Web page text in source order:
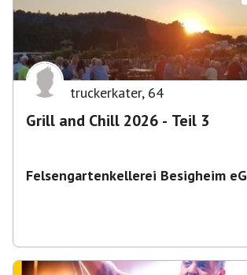
truckerkater, 64
Grill and Chill 2026 - Teil 3
Felsengartenkellerei Besigheim eG